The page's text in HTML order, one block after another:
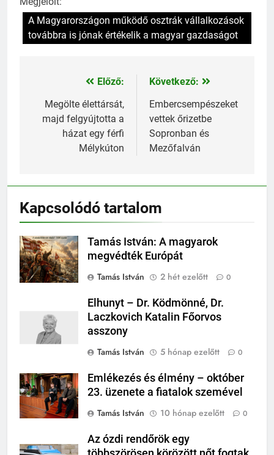
A Magyarországon működő osztrák vállalkozások
továbbra is jónak értékelik a magyar gazdaságot
Bejegyzés
navigáció
Előző:
Megölte élettársát,
majd felgyújtotta a
házat egy férfi
Mélykúton
Következő:
Embercsempészeket
vettek őrizetbe
Sopronban és
Mezőfalván
Kapcsolódó tartalom
Tamás István: A magyarok
megvédték Európát
Tamás István
2 hét ezelőtt 0
Elhunyt – Dr. Ködmönné, Dr.
Laczkovich Katalin Főorvos
asszony
Tamás István
5 hónap ezelőtt 0
Emlékezés és élmény – október
23. üzenete a fiatalok szemével
Tamás István
10 hónap ezelőtt 0
Az ózdi rendőrök egy